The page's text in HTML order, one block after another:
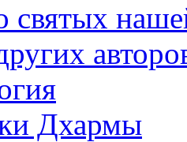
святых
Дхармы